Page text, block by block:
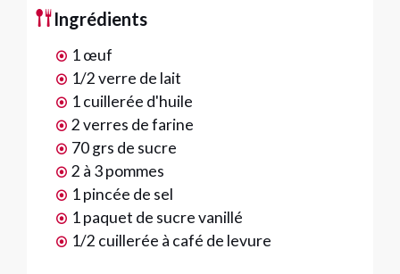
Ingrédients
1 œuf
1/2 verre de lait
1 cuillerée d'huile
2 verres de farine
70 grs de sucre
2 à 3 pommes
1 pincée de sel
1 paquet de sucre vanillé
1/2 cuillerée à café de levure